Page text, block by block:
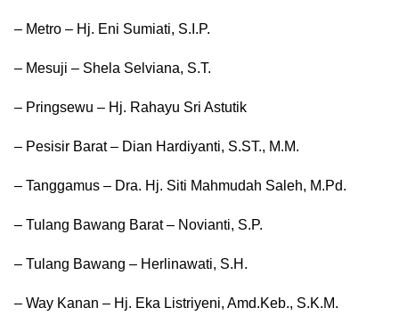
– Metro – Hj. Eni Sumiati, S.I.P.
– Mesuji – Shela Selviana, S.T.
– Pringsewu – Hj. Rahayu Sri Astutik
– Pesisir Barat – Dian Hardiyanti, S.ST., M.M.
– Tanggamus – Dra. Hj. Siti Mahmudah Saleh, M.Pd.
– Tulang Bawang Barat – Novianti, S.P.
– Tulang Bawang – Herlinawati, S.H.
– Way Kanan – Hj. Eka Listriyeni, Amd.Keb., S.K.M.